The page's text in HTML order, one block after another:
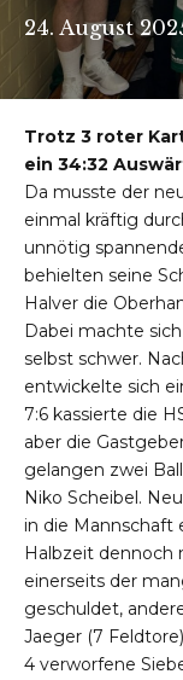
24. August
Trotz 3 roter
ein 34:32
Da musste der
einmal kräftig
unnötig
behielten seine
Halver die
Dabei machte
selbst schwer.
entwickelte sich
7:6 kassierte die
aber die
gelangen zwei
Niko Scheibel.
in die Mannschaft
Halbzeit dennoch
einerseits der
geschuldet,
Jaeger (7
4 verworfene